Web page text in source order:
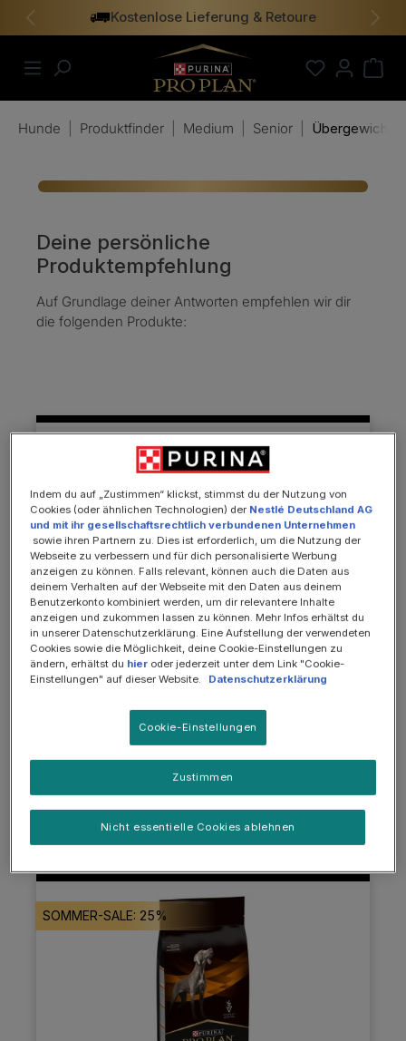
springen Kostenlose Lieferung & Retoure
Vorheriges
Hunde Produktfinder Medium Senior Übergewicht
Deine persönliche
Produktempfehlung
Auf Grundlage deiner Antworten empfehlen wir dir
die folgenden Produkte:
SOMMER-SALE: 25%
Diät-Alleinfuttermittel für Gewichtsmanagement
OM Obesity Management, Diätfuttermittel
Hund für Gewichtsmanagement, Mousse
SOMMER-SALE: 25%
Indem du auf „Zustimmen“ klickst, stimmst du der Nutzung von
Cookies (oder ähnlichen Technologien) der Nestlé Deutschland AG
und mit ihr gesellschaftsrechtlich verbundenen Unternehmen
sowie ihren Partnern zu. Dies ist erforderlich, um die Nutzung der
Webseite zu verbessern und für dich personalisierte Werbung
anzeigen zu können. Falls relevant, können auch die Daten aus
deinem Verhalten auf der Webseite mit den Daten aus deinem
Benutzerkonto kombiniert werden, um dir relevantere Inhalte
anzeigen und zukommen lassen zu können. Mehr Infos erhältst du
in unserer Datenschutzerklärung. Eine Aufstellung der verwendeten
Cookies sowie die Möglichkeit, deine Cookie-Einstellungen zu
ändern, erhältst du hier oder jederzeit unter dem Link "Cookie-
Einstellungen" auf dieser Website.
Datenschutzerklärung
Cookie-Einstellungen
Nicht essentielle Cookies ablehnen
Zustimmen